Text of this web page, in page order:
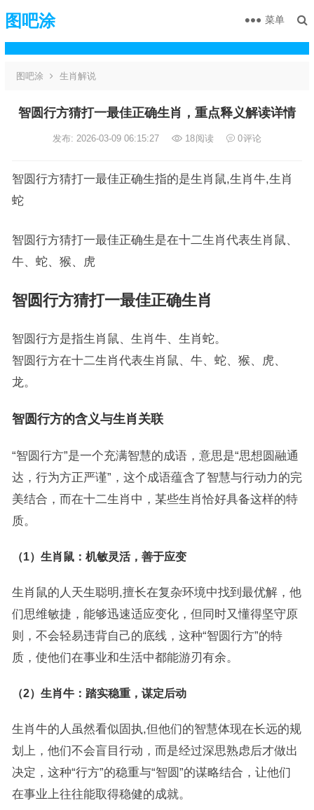
图吧涂 菜单
图吧涂 生肖解说
智圆行方猜打一最佳正确生肖，重点释义解读详情
发布: 2026-03-09 06:15:27 18阅读 0评论
智圆行方猜打一最佳正确生指的是生肖鼠,生肖牛,生肖
蛇
智圆行方猜打一最佳正确生是在十二生肖代表生肖鼠、
牛、蛇、猴、虎
智圆行方猜打一最佳正确生肖
智圆行方是指生肖鼠、生肖牛、生肖蛇。
智圆行方在十二生肖代表生肖鼠、牛、蛇、猴、虎、
龙。
智圆行方的含义与生肖关联
“智圆行方”是一个充满智慧的成语，意思是“思想圆融通
达，行为方正严谨”，这个成语蕴含了智慧与行动力的完
美结合，而在十二生肖中，某些生肖恰好具备这样的特
质。
（1）生肖鼠：机敏灵活，善于应变
生肖鼠的人天生聪明,擅长在复杂环境中找到最优解，他
们思维敏捷，能够迅速适应变化，但同时又懂得坚守原
则，不会轻易违背自己的底线，这种“智圆行方”的特
质，使他们在事业和生活中都能游刃有余。
（2）生肖牛：踏实稳重，谋定后动
生肖牛的人虽然看似固执,但他们的智慧体现在长远的规
划上，他们不会盲目行动，而是经过深思熟虑后才做出
决定，这种“行方”的稳重与“智圆”的谋略结合，让他们
在事业上往往能取得稳健的成就。